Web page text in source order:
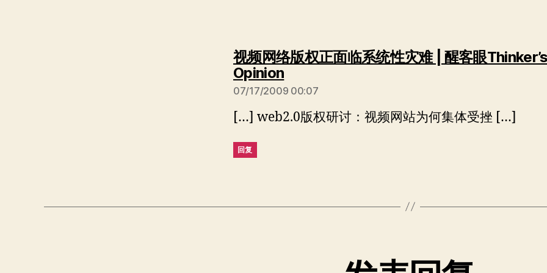
视频网络版权正面临系统性灾难 | 醒客眼
Opinion说：
07/17/2009 00:07
[…] web2.0版权研讨：视频网站为何集体受挫 […]
回复